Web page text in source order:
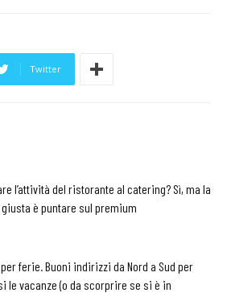
Twitter
l’attività del ristorante al catering? Sì, ma la
è puntare sul premium
ferie. Buoni indirizzi da Nord a Sud per
le vacanze (o da scorprire se si è in